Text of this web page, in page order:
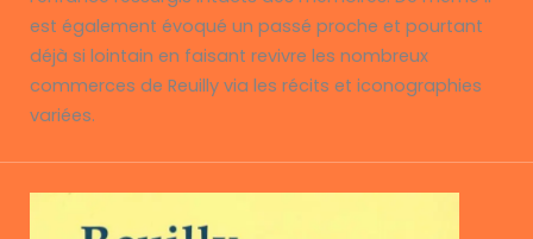
est également évoqué un passé proche et pourtant
déjà si lointain en faisant revivre les nombreux
commerces de Reuilly via les récits et iconographies
variées.